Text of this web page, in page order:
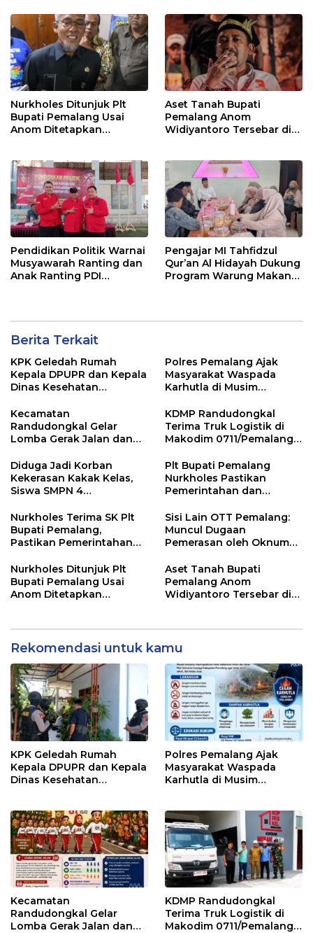
Nurkholes Ditunjuk Plt
Bupati Pemalang Usai
Anom Ditetapkan
Aset Tanah Bupati
Pemalang Anom
Widiyantoro Tersebar di
Pendidikan Politik Warnai
Musyawarah Ranting dan
Anak Ranting PDI
Pengajar MI Tahfidzul
Qur’an Al Hidayah Dukung
Program Warung Makan
Berita Terkait
KPK Geledah Rumah
Kepala DPUPR dan Kepala
Dinas Kesehatan
Polres Pemalang Ajak
Masyarakat Waspada
Karhutla di Musim
Kecamatan
Randudongkal Gelar
Lomba Gerak Jalan dan
HUT RI ke-81
KDMP Randudongkal
Terima Truk Logistik di
Makodim 0711/Pemalang
Desa
Diduga Jadi Korban
Kekerasan Kakak Kelas,
Siswa SMPN 4
Dunia
Plt Bupati Pemalang
Nurkholes Pastikan
Pemerintahan dan
Berjalan
Nurkholes Terima SK Plt
Bupati Pemalang,
Pastikan Pemerintahan
Sisi Lain OTT Pemalang:
Muncul Dugaan
Pemerasan oleh Oknum
Nurkholes Ditunjuk Plt
Bupati Pemalang Usai
Anom Ditetapkan
Aset Tanah Bupati
Pemalang Anom
Widiyantoro Tersebar di
Rekomendasi untuk kamu
KPK Geledah Rumah
Kepala DPUPR dan Kepala
Dinas Kesehatan
Polres Pemalang Ajak
Masyarakat Waspada
Karhutla di Musim
Kecamatan
Randudongkal Gelar
Lomba Gerak Jalan dan
KDMP Randudongkal
Terima Truk Logistik di
Makodim 0711/Pemalang